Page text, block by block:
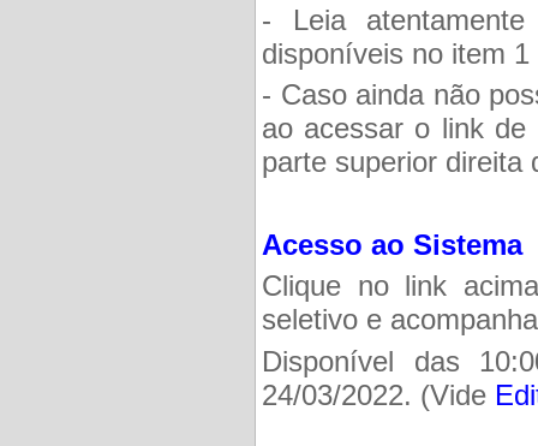
- Leia
disponíveis no item
- Caso ainda não
ao acessar o link de
parte superior direita
Acesso ao Sistema
Clique no link
seletivo e
Disponível das
24/03/2022. (Vide